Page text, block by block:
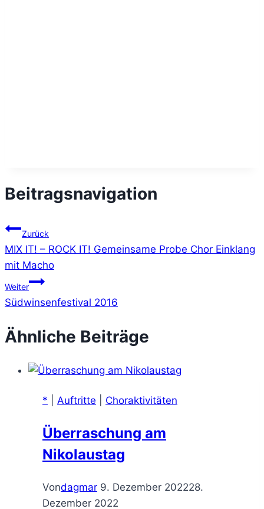
Beitragsnavigation
Zurück
MIX IT! – ROCK IT! Gemeinsame Probe Chor Einklang
mit Macho
Weiter
Südwinsenfestival 2016
Ähnliche Beiträge
* Auftritte Choraktivitäten
Überraschung am
Nikolaustag
Vondagmar 9. Dezember 202228.
Dezember 2022